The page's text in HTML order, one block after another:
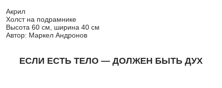
Акрил
Холст на подрамнике
Высота 60 см, ширина 40 см
Автор: Маркел Андронов
ЕСЛИ ЕСТЬ ТЕЛО — ДОЛЖЕН БЫТЬ ДУХ